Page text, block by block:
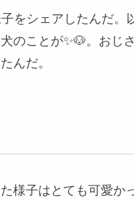
をシェアしたんだ。
のことが✨🐶。おじ
んだ。
様子はとても可愛か